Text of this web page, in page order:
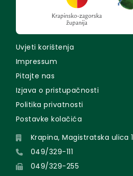
Uvjeti korištenja
Impressum
Pitajte nas
Izjava o pristupačnosti
Politika privatnosti
Postavke kolačića
Krapina, Magistratska ulica 1
049/329-111
049/329-255